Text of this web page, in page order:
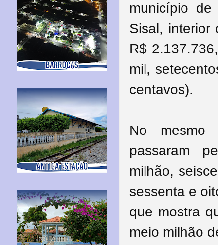
município de
Sisal, interior
R$
mil,
centavos).
No mesmo
passaram
milhão,
sessenta e
que mostra
meio milhão